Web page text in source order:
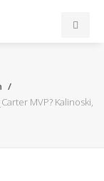
MVP? Kalinoski,